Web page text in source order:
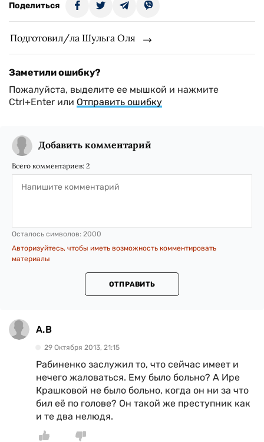
Поделиться
Подготовил/ла Шульга Оля
Заметили ошибку?
Пожалуйста, выделите ее мышкой и нажмите
Ctrl+Enter или Отправить ошибку
Добавить комментарий
Всего комментариев: 2
Осталось символов: 2000
Авторизуйтесь, чтобы иметь возможность комментировать
материалы
ОТПРАВИТЬ
А.В
29 Октября 2013, 21:15
Рабиненко заслужил то, что сейчас имеет и
нечего жаловаться. Ему было больно? А Ире
Крашковой не было больно, когда он ни за что
бил её по голове? Он такой же преступник как
и те два нелюдя.